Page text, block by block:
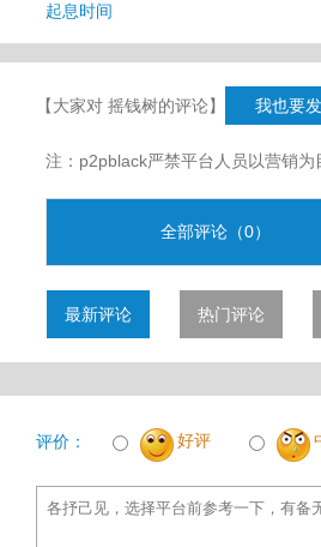
起息时间
【大家对 摇钱树的评论】 我也要
注：p2pblack严禁平台人员以营销
全部评论（0）
最新评论 热门评论
评价： 好评